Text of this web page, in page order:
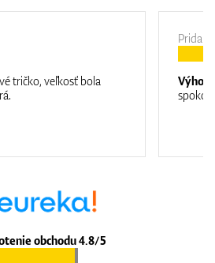
obchodu 4.8/5
tričko, veľkosť bola